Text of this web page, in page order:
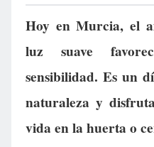
Hoy en Murcia, el
luz suave
sensibilidad. Es un
naturaleza y
vida en la huerta o